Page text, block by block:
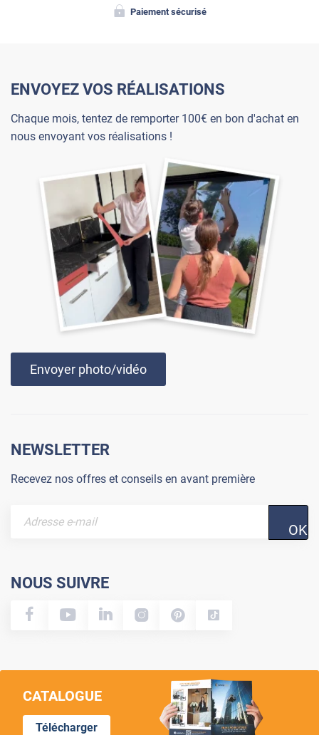
Paiement sécurisé
ENVOYEZ VOS RÉALISATIONS
Chaque mois, tentez de remporter 100€ en bon d'achat en
nous envoyant vos réalisations !
Envoyer photo/vidéo
NEWSLETTER
Recevez nos offres et conseils en avant première
OK
NOUS SUIVRE
CATALOGUE
Télécharger